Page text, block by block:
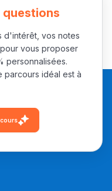
باش تقدر تساعد
يلقاو التوازن من
ومن الخارج، بشرى
خطوة بخطوة -
القراية و
تقويم البصر مع
مريم الزواكي
questions
d'intérêt, vos notes
vous proposer
personnalisées.
parcours idéal est à